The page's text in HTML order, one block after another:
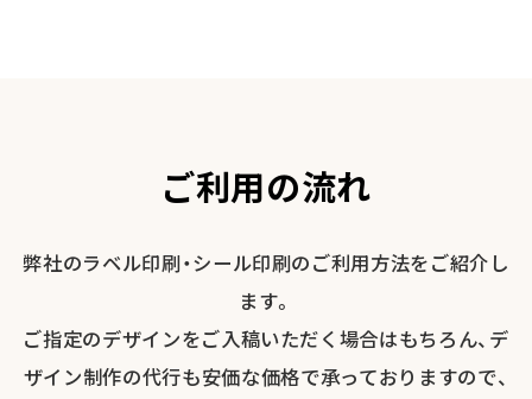
ご利用の流れ
弊社のラベル印刷・シール印刷のご利用方法をご紹介し
ます。
ご指定のデザインをご入稿いただく場合はもちろん、デ
ザイン制作の代行も安価な価格で承っておりますので、